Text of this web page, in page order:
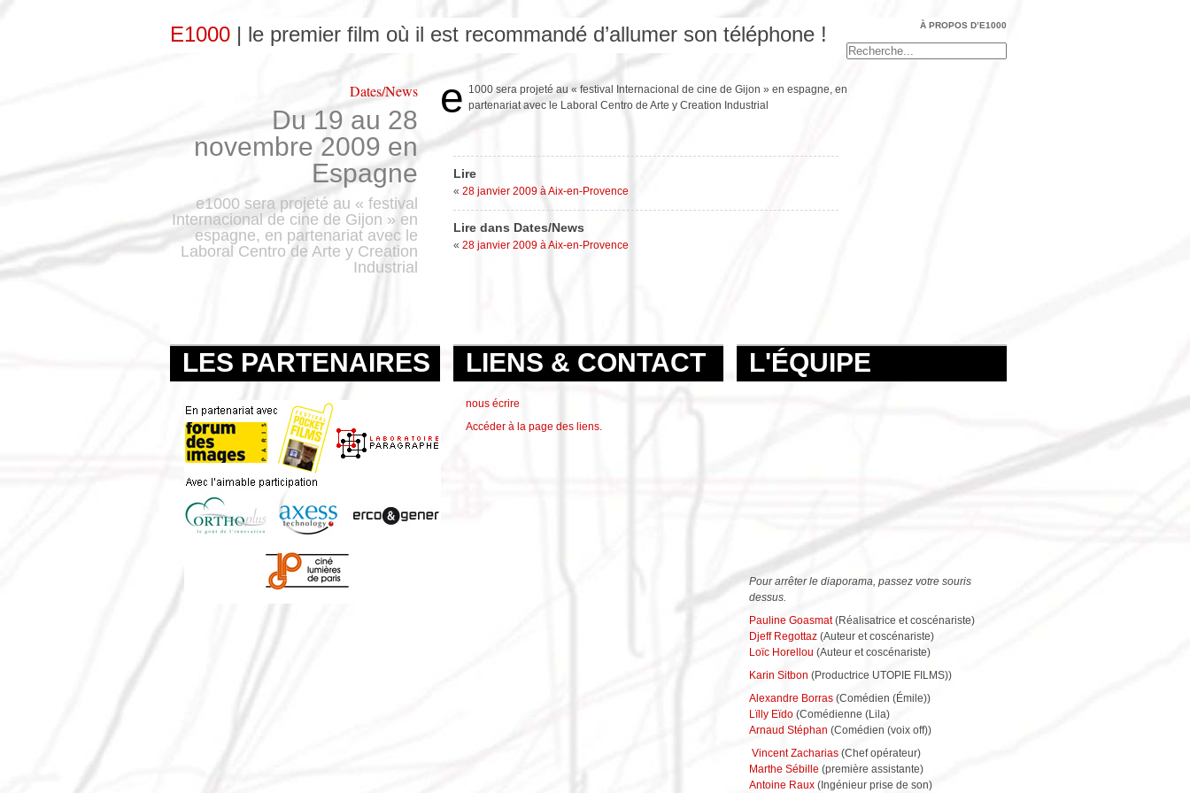
À PROPOS D’E1000
E1000 | le premier film où il est recommandé d’allumer son téléphone !
Dates/News
Du 19 au 28
novembre 2009 en
Espagne
e1000 sera projeté au « festival
Internacional de cine de Gijon » en
espagne, en partenariat avec le
Laboral Centro de Arte y Creation
Industrial
e 1000 sera projeté au « festival Internacional de cine de Gijon » en espagne, en
partenariat avec le Laboral Centro de Arte y Creation Industrial
Lire
« 28 janvier 2009 à Aix-en-Provence
Lire dans Dates/News
« 28 janvier 2009 à Aix-en-Provence
LES PARTENAIRES LIENS & CONTACT
nous écrire
Accéder à la page des liens.
L'ÉQUIPE
Pour arrêter le diaporama, passez votre souris
dessus.
Pauline Goasmat(Réalisatrice et coscénariste)
Djeff Regottaz (Auteur et coscénariste)
Loïc Horellou (Auteur et coscénariste)
Karin Sitbon (Productrice UTOPIE FILMS))
Alexandre Borras (Comédien (Émile))
Lïlly Eïdo (Comédienne (Lila)
Arnaud Stéphan (Comédien (voix off))
Vincent Zacharias (Chef opérateur)
Marthe Sébille (première assistante)
Antoine Raux (Ingénieur prise de son)